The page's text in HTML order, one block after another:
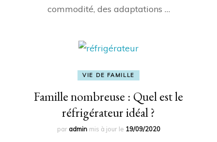
commodité, des adaptations …
VIE DE FAMILLE
Famille nombreuse : Quel est le
réfrigérateur idéal ?
paradmin mis à jour le 19/09/2020